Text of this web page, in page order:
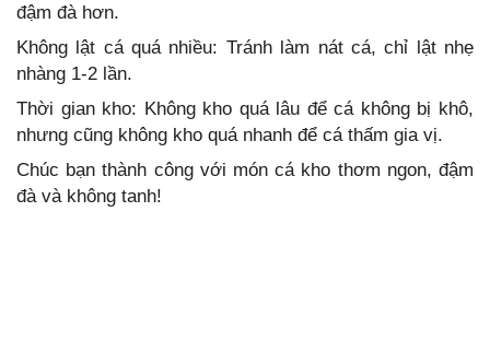
đậm đà hơn.
Không lật cá quá nhiều: Tránh làm nát cá, chỉ lật nhẹ
nhàng 1-2 lần.
Thời gian kho: Không kho quá lâu để cá không bị khô,
nhưng cũng không kho quá nhanh để cá thấm gia vị.
Chúc bạn thành công với món cá kho thơm ngon, đậm
đà và không tanh!